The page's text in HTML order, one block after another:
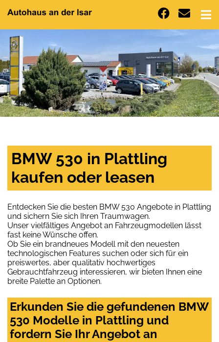
BMW 530 in Plattling
kaufen oder leasen
Entdecken Sie die besten BMW 530 Angebote in Plattling
und sichern Sie sich Ihren Traumwagen.
Unser vielfältiges Angebot an Fahrzeugmodellen lässt
fast keine Wünsche offen.
Ob Sie ein brandneues Modell mit den neuesten
technologischen Features suchen oder sich für ein
preiswertes, aber qualitativ hochwertiges
Gebrauchtfahrzeug interessieren, wir bieten Ihnen eine
breite Palette an Optionen.
Erkunden Sie die gefundenen BMW
530 Modelle in Plattling und
fordern Sie Ihr Angebot an